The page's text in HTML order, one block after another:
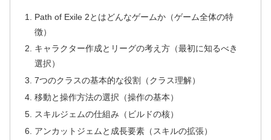
Path of Exile 2とはどんなゲームか（ゲーム全体の特
徴）
キャラクター作成とリーグの考え方（最初に知るべき
選択）
7つのクラスの基本的な役割（クラス理解）
移動と操作方法の選択（操作の基本）
スキルジェムの仕組み（ビルドの核）
アンカットジェムと成長要素（スキルの拡張）